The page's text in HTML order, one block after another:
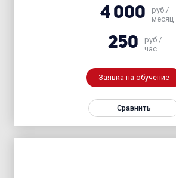
4 000
руб./
месяц
250
руб./
час
Заявка на обучение
Сравнить